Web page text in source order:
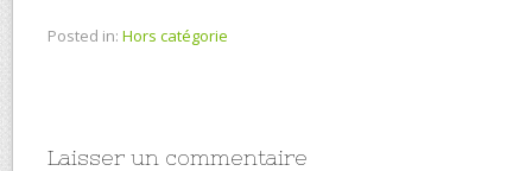
Posted in: Hors catégorie
Laisser un commentaire